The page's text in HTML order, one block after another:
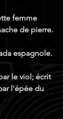
femme
de pierre.
espagnole.
le viol; écrit
l'épée du